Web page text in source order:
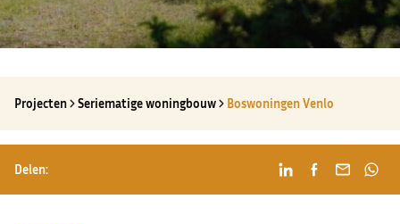
Projecten Seriematige woningbouw Boswoningen Venlo
Delen: